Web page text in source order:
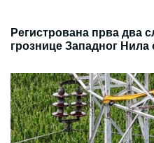
Регистрована прва два
грознице Западног Нила